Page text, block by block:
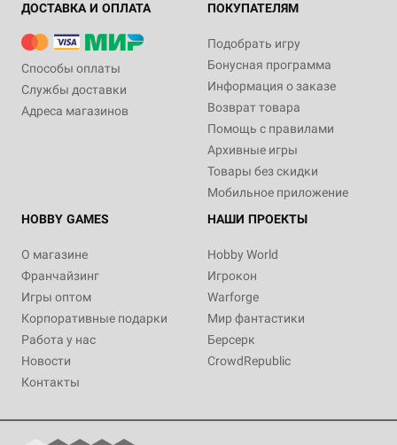
ДОСТАВКА И ОПЛАТА
Способы оплаты
Службы доставки
Адреса магазинов
ПОКУПАТЕЛЯМ
Подобрать игру
Бонусная программа
Информация о заказе
Возврат товара
Помощь с правилами
Архивные игры
Товары без скидки
Мобильное приложение
HOBBY GAMES
О магазине
Франчайзинг
Игры оптом
Корпоративные подарки
Работа у нас
Новости
Контакты
НАШИ ПРОЕКТЫ
Hobby World
Игрокон
Warforge
Мир фантастики
Берсерк
CrowdRepublic